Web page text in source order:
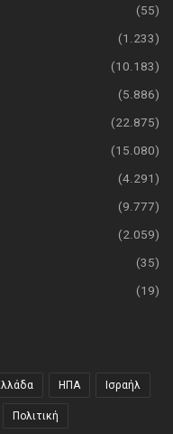
(55)
(1.233)
(10.183)
(5.886)
(22.875)
(15.080)
(4.291)
(9.777)
(2.059)
(35)
(19)
ΗΠΑ Ισραήλ
Πολιτική